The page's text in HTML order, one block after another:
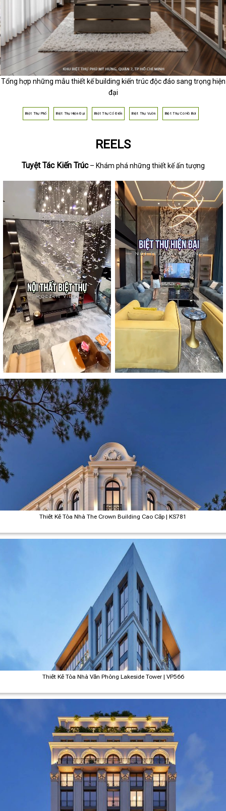
Tổng hợp những mẫu thiết kế building kiến trúc độc đáo sang trọng hiện
đại
Biệt Thự Phố Biệt Thự Hiện Đại Biệt Thự Cổ Điển Biệt Thự Vườn Biệt Thự Có Hồ Bơi
REELS
Tuyệt Tác Kiến Trúc– Khám phá những thiết kế ấn tượng
Thiết Kế Tòa Nhà The Crown Building Cao Cấp | KS781
Thiết Kế Tòa Nhà Văn Phòng Lakeside Tower | VP566